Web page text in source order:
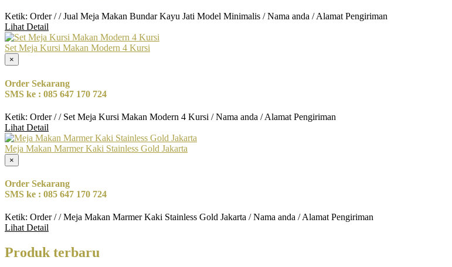
Ketik: Order / / Jual Meja Makan Bundar Kayu Jati Model Minimalis / Nama anda / Alamat Pengiriman
Lihat Detail
Set Meja Kursi Makan Modern 4 Kursi
×
Order Sekarang
SMS ke : 085 647 170 724
Ketik: Order / / Set Meja Kursi Makan Modern 4 Kursi / Nama anda / Alamat Pengiriman
Lihat Detail
Meja Makan Marmer Kaki Stainless Gold Jakarta
×
Order Sekarang
SMS ke : 085 647 170 724
Ketik: Order / / Meja Makan Marmer Kaki Stainless Gold Jakarta / Nama anda / Alamat Pengiriman
Lihat Detail
Produk terbaru